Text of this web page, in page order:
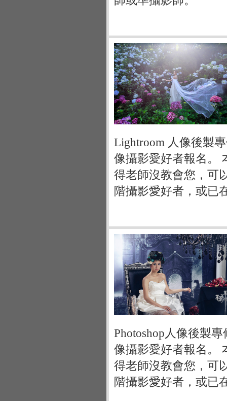
Lightroom 人像後製
像攝影愛好者報名。
得老師沒教會您，可
階攝影愛好者，或已
Photoshop人像後製
像攝影愛好者報名。
得老師沒教會您，可
階攝影愛好者，或已